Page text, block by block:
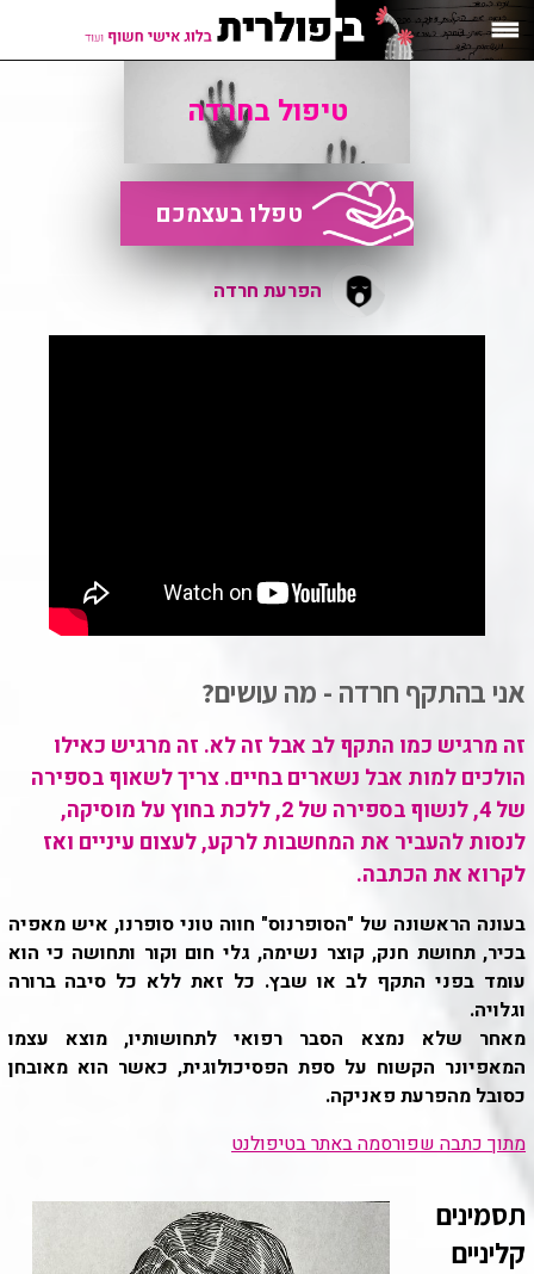
הפרעת חרדה
תסמינים
קליניים
טפלו בעצמכם
טיפול בחרדה
אני בהתקף חרדה - מה עושים?
זה מרגיש כמו התקף לב אבל זה לא. זה מרגיש כאילו
הולכים למות אבל נשארים בחיים. צריך לשאוף בספירה
של 4, לנשוף בספירה של 2, ללכת בחוץ על מוסיקה,
לנסות להעביר את המחשבות לרקע, לעצום עיניים ואז
לקרוא את הכתבה.
בעונה הראשונה של "הסופרנוס" חווה טוני סופרנו, איש מאפיה
בכיר, תחושת חנק, קוצר נשימה, גלי חום וקור ותחושה כי הוא
עומד בפני התקף לב או שבץ. כל זאת ללא כל סיבה ברורה
וגלויה.
מאחר שלא נמצא הסבר רפואי לתחושותיו, מוצא עצמו
המאפיונר הקשוח על ספת הפסיכולוגית, כאשר הוא מאובחן
כסובל מהפרעת פאניקה.
מתוך כתבה שפורסמה באתר בטיפולנט